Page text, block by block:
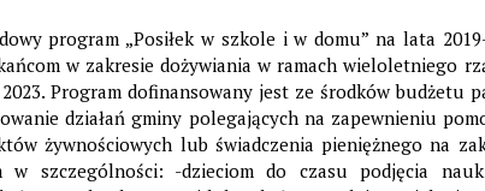
program „Posiłek w szkole i w domu” na lata
w zakresie dożywiania w ramach wieloletniego
Program dofinansowany jest ze środków budżetu
działań gminy polegających na zapewnieniu
żywnościowych lub świadczenia pieniężnego na
w szczególności: -dzieciom do czasu podjęcia